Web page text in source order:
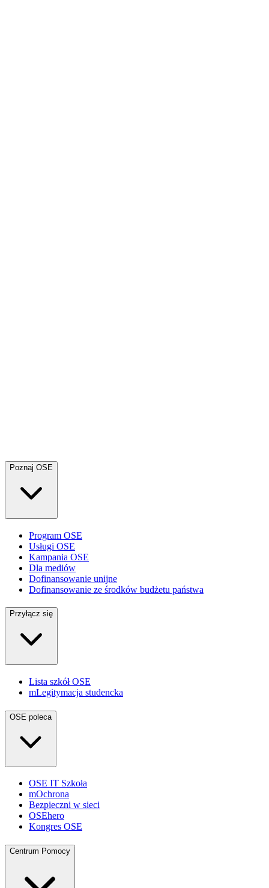
Poznaj OSE
Program OSE
Usługi OSE
Kampania OSE
Dla mediów
Dofinansowanie unijne
Dofinansowanie ze środków budżetu państwa
Przyłącz się
Lista szkół OSE
mLegitymacja studencka
OSE poleca
OSE IT Szkoła
mOchrona
Bezpieczni w sieci
OSEhero
Kongres OSE
Centrum Pomocy